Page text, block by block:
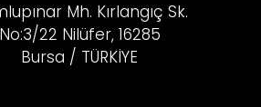
Mh. Kırlangıç Sk.
No:3/22 Nilüfer, 16285
Bursa / TÜRKİYE